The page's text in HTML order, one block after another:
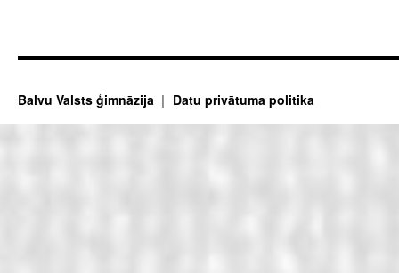
Balvu Valsts ģimnāzija Datu privātuma politika